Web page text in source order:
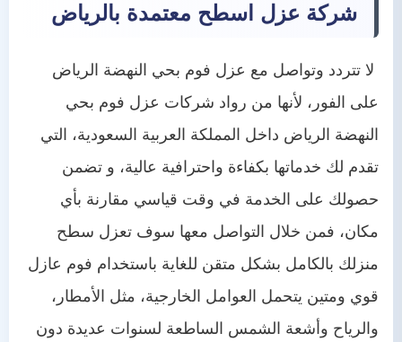
شركة عزل اسطح معتمدة بالرياض
لا تتردد وتواصل مع عزل فوم بحي النهضة الرياض
على الفور، لأنها من رواد شركات عزل فوم بحي
النهضة الرياض داخل المملكة العربية السعودية، التي
تقدم لك خدماتها بكفاءة واحترافية عالية، و تضمن
حصولك على الخدمة في وقت قياسي مقارنة بأي
مكان، فمن خلال التواصل معها سوف تعزل سطح
منزلك بالكامل بشكل متقن للغاية باستخدام فوم عازل
قوي ومتين يتحمل العوامل الخارجية، مثل الأمطار،
والرياح وأشعة الشمس الساطعة لسنوات عديدة دون